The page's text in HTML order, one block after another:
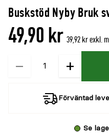
Buskstöd Nyby Bruk
denna
{0}
Öppna
49,90 kr 39,92 kr exkl.
−
Kvantitet +
Förväntad
Se